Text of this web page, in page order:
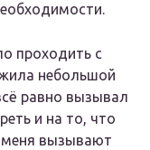
проходить с
небольшой
равно вызывал
и на то, что
меня вызывают